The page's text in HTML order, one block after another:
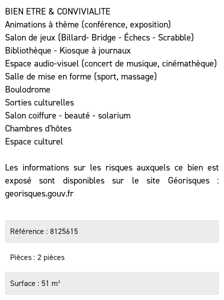
BIEN ETRE & CONVIVIALITE
Animations à thème (conférence, exposition)
Salon de jeux (Billard- Bridge - Échecs - Scrabble)
Bibliothèque - Kiosque à journaux
Espace audio-visuel (concert de musique, cinémathèque)
Salle de mise en forme (sport, massage)
Boulodrome
Sorties culturelles
Salon coiffure - beauté - solarium
Chambres d'hôtes
Espace culturel
Les informations sur les risques auxquels ce bien est
exposé sont disponibles sur le site Géorisques :
georisques.gouv.fr
Référence 8125615
Pièces 2 pièces
Surface 51 m²